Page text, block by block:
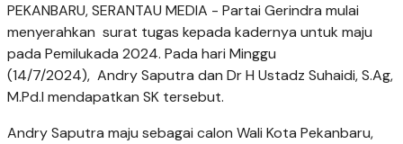
PEKANBARU, SERANTAU MEDIA - Partai Gerindra mulai
menyerahkan surat tugas kepada kadernya untuk maju
pada Pemilukada 2024. Pada hari Minggu
(14/7/2024), Andry Saputra dan Dr H Ustadz Suhaidi, S.Ag,
M.Pd.I mendapatkan SK tersebut.
Andry Saputra maju sebagai calon Wali Kota Pekanbaru,